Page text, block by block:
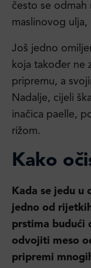
često se odmah
maslinovog ulja,
Još jedno
koja također ne
pripremu, a
Nadalje, cijeli
inačica paelle,
rižom.
Kako
Kada se jedu u
jedno od
prstima budući
odvojiti meso
pripremi